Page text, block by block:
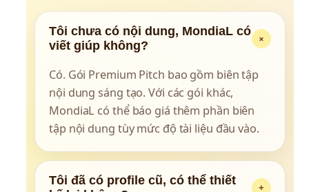
Tôi chưa có nội dung, MondiaL có
viết giúp không?
+
Có. Gói Premium Pitch bao gồm biên tập
nội dung sáng tạo. Với các gói khác,
MondiaL có thể báo giá thêm phần biên
tập nội dung tùy mức độ tài liệu đầu vào.
Tôi đã có profile cũ, có thể thiết
+